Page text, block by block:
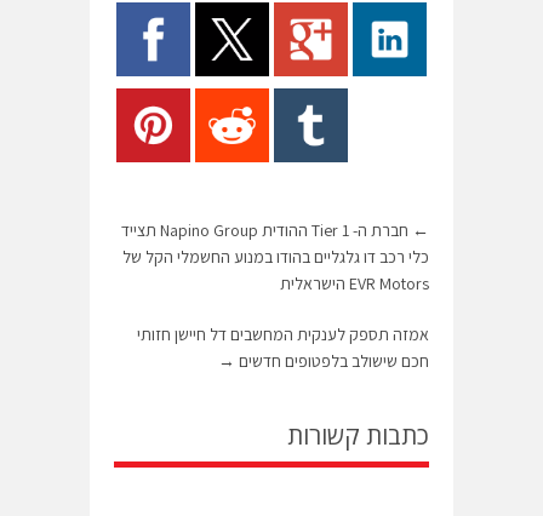
←
חברת ה- Tier 1 ההודית Napino Group תצייד
כלי רכב דו גלגליים בהודו במנוע החשמלי הקל של
EVR Motors הישראלית
אמזה תספק לענקית המחשבים דל חיישן חזותי
חכם שישולב בלפטופים חדשים →
כתבות קשורות